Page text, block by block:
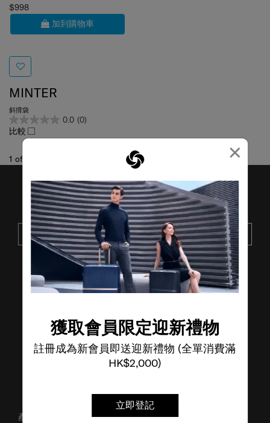
×
獲取會員限定迎新禮物
註冊成為新會員即送迎新禮物 (全單消費滿
HK$2,000)
立即登記
$998
加到購物車
MINTER
斜揹袋
0.0 (0)
比較
1 of
接收SAMSONITE的最新消息
提交
了解其他品牌
產品支援/常見問題